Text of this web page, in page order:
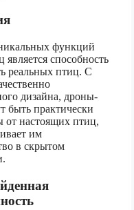
функций
является способность
реальных птиц. С
дизайна, дроны-
быть практически
от настоящих птиц,
им
в скрытом